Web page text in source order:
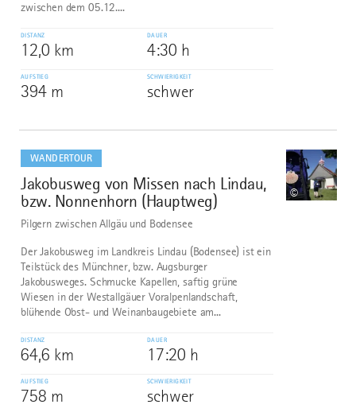
zwischen dem 05.12....
DISTANZ
12,0 km
DAUER
4:30 h
AUFSTIEG
394 m
SCHWIERIGKEIT
schwer
WANDERTOUR
8
Jakobusweg von Missen nach Lindau,
bzw. Nonnenhorn (Hauptweg)
©
Pilgern zwischen Allgäu und Bodensee
Der Jakobusweg im Landkreis Lindau (Bodensee) ist ein
Teilstück des Münchner, bzw. Augsburger
Jakobusweges. Schmucke Kapellen, saftig grüne
Wiesen in der Westallgäuer Voralpenlandschaft,
blühende Obst- und Weinanbaugebiete am...
DISTANZ
64,6 km
DAUER
17:20 h
AUFSTIEG
758 m
SCHWIERIGKEIT
schwer
dazu